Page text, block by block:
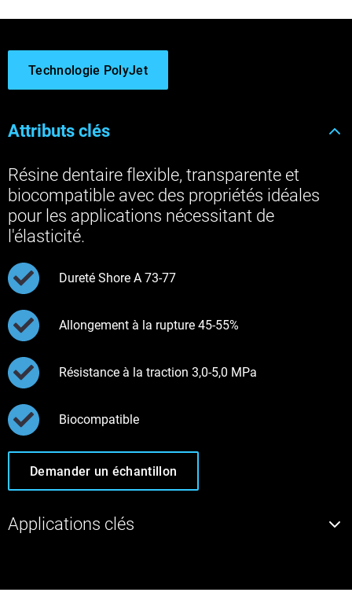
Attributs clés
Résine dentaire flexible, transparente et
biocompatible avec des propriétés idéales
pour les applications nécessitant de
l'élasticité.
Dureté Shore A 73-77
Allongement à la rupture 45-55%
Résistance à la traction 3,0-5,0 MPa
Biocompatible
Demander un échantillon
Applications clés
Technologie PolyJet